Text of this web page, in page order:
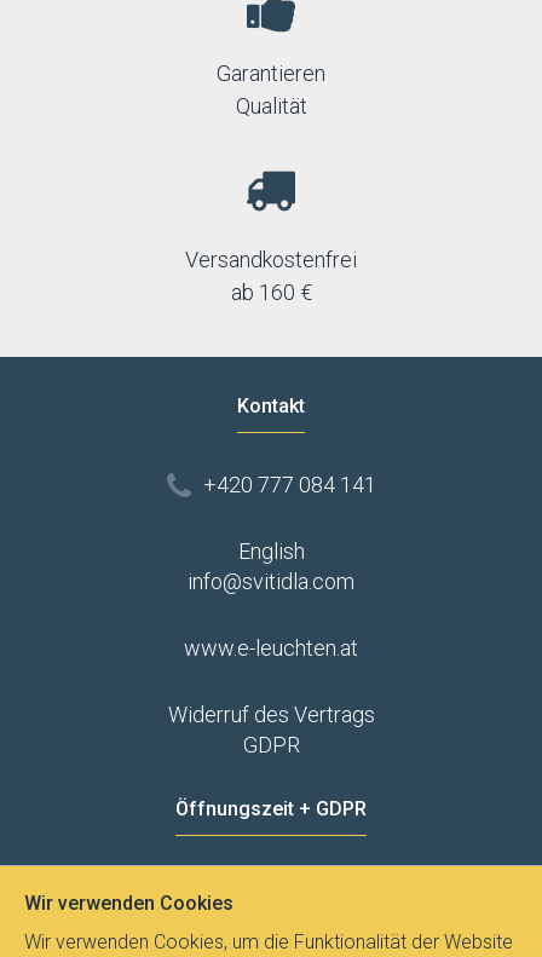
Garantieren
Qualität
Versandkostenfrei
ab 160 €
Kontakt
+420 777 084 141
English
info@svitidla.com
www.e-leuchten.at
Widerruf des Vertrags
GDPR
Öffnungszeit + GDPR
Wir verwenden Cookies
Wir verwenden Cookies, um die Funktionalität der Website